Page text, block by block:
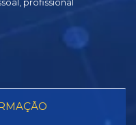
profissional